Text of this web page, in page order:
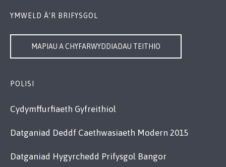
YMWELD Â’R BRIFYSGOL
MAPIAU A CHYFARWYDDIADAU TEITHIO
POLISI
Cydymffurfiaeth Gyfreithiol
Datganiad Deddf Caethwasiaeth Modern 2015
Datganiad Hygyrchedd Prifysgol Bangor